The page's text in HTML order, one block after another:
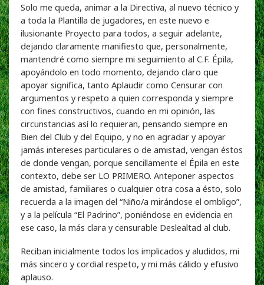
Solo me queda, animar a la Directiva, al nuevo técnico y
a toda la Plantilla de jugadores, en este nuevo e
ilusionante Proyecto para todos, a seguir adelante,
dejando claramente manifiesto que, personalmente,
mantendré como siempre mi seguimiento al C.F. Épila,
apoyándolo en todo momento, dejando claro que
apoyar significa, tanto Aplaudir como Censurar con
argumentos y respeto a quien corresponda y siempre
con fines constructivos, cuando en mi opinión, las
circunstancias así lo requieran, pensando siempre en
Bien del Club y del Equipo, y no en agradar y apoyar
jamás intereses particulares o de amistad, vengan éstos
de donde vengan, porque sencillamente el Épila en este
contexto, debe ser LO PRIMERO. Anteponer aspectos
de amistad, familiares o cualquier otra cosa a ésto, solo
recuerda a la imagen del “Niño/a mirándose el ombligo”,
y a la película “El Padrino”, poniéndose en evidencia en
ese caso, la más clara y censurable Deslealtad al club.
Reciban inicialmente todos los implicados y aludidos, mi
más sincero y cordial respeto, y mi más cálido y efusivo
aplauso.